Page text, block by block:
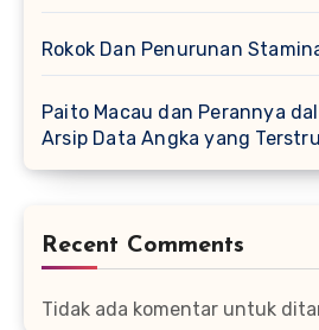
Rokok Dan Penurunan
Paito Macau dan Perannya
Arsip Data Angka yang
Recent Comments
Tidak ada komentar untuk